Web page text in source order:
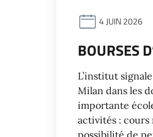
4 JUIN 2026
BOURSES
L’institut
Milan dans les
importante
activités : cours
possibilité de